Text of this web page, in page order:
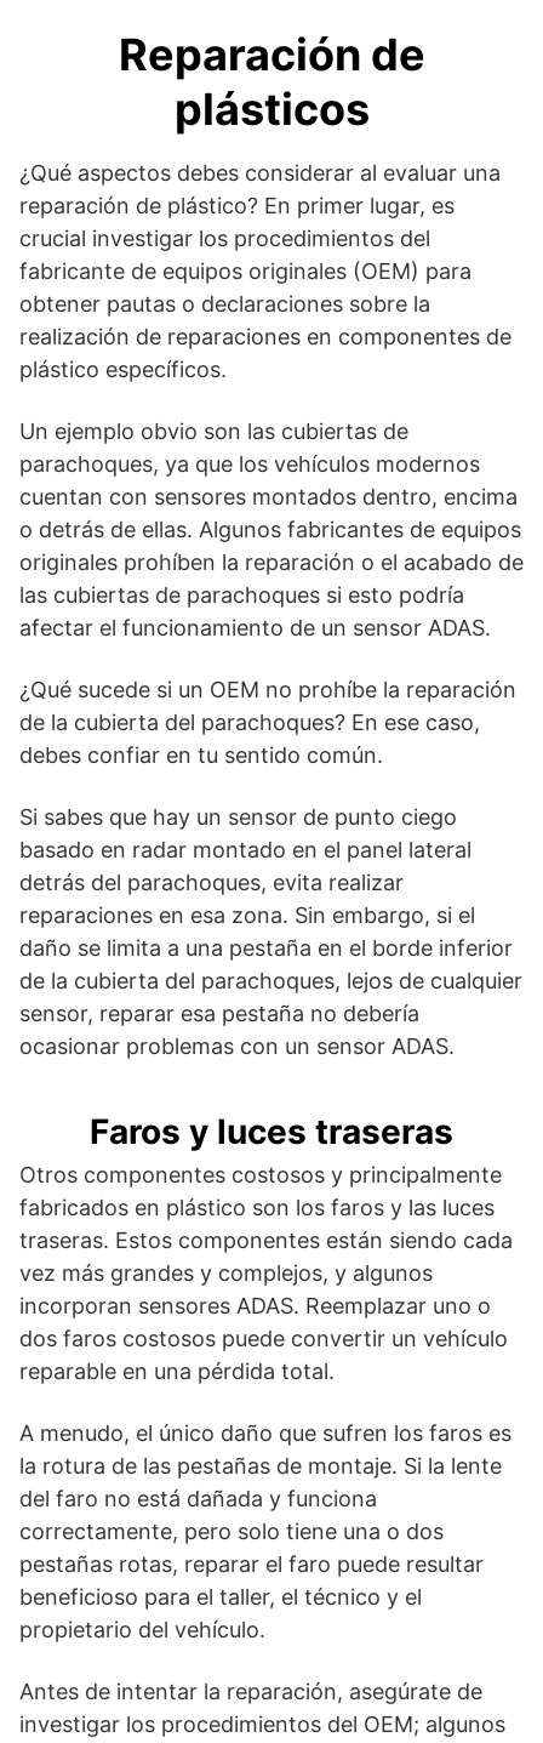
Reparación de
plásticos
¿Qué aspectos debes considerar al evaluar una
reparación de plástico? En primer lugar, es
crucial investigar los procedimientos del
fabricante de equipos originales (OEM) para
obtener pautas o declaraciones sobre la
realización de reparaciones en componentes de
plástico específicos.
Un ejemplo obvio son las cubiertas de
parachoques, ya que los vehículos modernos
cuentan con sensores montados dentro, encima
o detrás de ellas. Algunos fabricantes de equipos
originales prohíben la reparación o el acabado de
las cubiertas de parachoques si esto podría
afectar el funcionamiento de un sensor ADAS.
¿Qué sucede si un OEM no prohíbe la reparación
de la cubierta del parachoques? En ese caso,
debes confiar en tu sentido común.
Si sabes que hay un sensor de punto ciego
basado en radar montado en el panel lateral
detrás del parachoques, evita realizar
reparaciones en esa zona. Sin embargo, si el
daño se limita a una pestaña en el borde inferior
de la cubierta del parachoques, lejos de cualquier
sensor, reparar esa pestaña no debería
ocasionar problemas con un sensor ADAS.
Faros y luces traseras
Otros componentes costosos y principalmente
fabricados en plástico son los faros y las luces
traseras. Estos componentes están siendo cada
vez más grandes y complejos, y algunos
incorporan sensores ADAS. Reemplazar uno o
dos faros costosos puede convertir un vehículo
reparable en una pérdida total.
A menudo, el único daño que sufren los faros es
la rotura de las pestañas de montaje. Si la lente
del faro no está dañada y funciona
correctamente, pero solo tiene una o dos
pestañas rotas, reparar el faro puede resultar
beneficioso para el taller, el técnico y el
propietario del vehículo.
Antes de intentar la reparación, asegúrate de
investigar los procedimientos del OEM; algunos